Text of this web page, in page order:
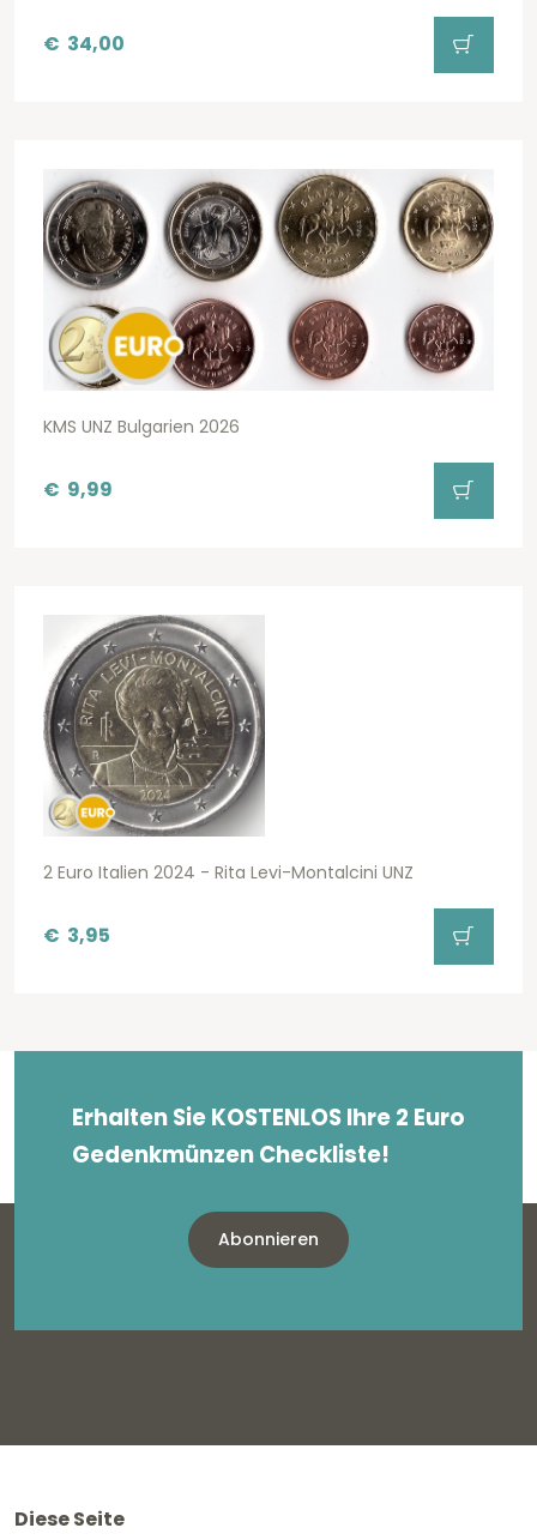
€ 34,00
KMS UNZ Bulgarien 2026
€ 9,99
2 Euro Italien 2024 - Rita Levi-Montalcini UNZ
€ 3,95
Erhalten Sie KOSTENLOS Ihre 2 Euro
Gedenkmünzen Checkliste!
Abonnieren
Diese Seite